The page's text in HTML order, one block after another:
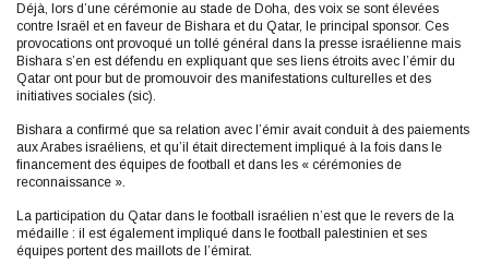
Déjà, lors d’une cérémonie au stade de Doha, des voix se sont élevées
contre Israël et en faveur de Bishara et du Qatar, le principal sponsor. Ces
provocations ont provoqué un tollé général dans la presse israélienne mais
Bishara s’en est défendu en expliquant que ses liens étroits avec l’émir du
Qatar ont pour but de promouvoir des manifestations culturelles et des
initiatives sociales (sic).
Bishara a confirmé que sa relation avec l’émir avait conduit à des paiements
aux Arabes israéliens, et qu’il était directement impliqué à la fois dans le
financement des équipes de football et dans les « cérémonies de
reconnaissance ».
La participation du Qatar dans le football israélien n’est que le revers de la
médaille : il est également impliqué dans le football palestinien et ses
équipes portent des maillots de l’émirat.